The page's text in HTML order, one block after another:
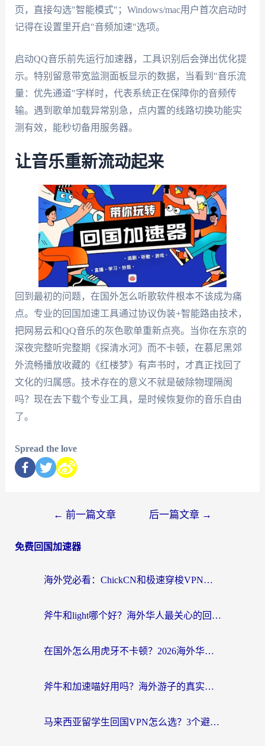
页，直接勾选"智能模式"；Windows/mac用户首次启动时
记得在设置里开启"音频加速"选项。
启动QQ音乐前先运行加速器，工具识别后会弹出优化提
示。特别留意带宽监测面板显示的数据，当看到"音乐流
量：优先通道"字样时，代表系统正在保障你的音频传
输。遇到歌单加载异常别急，点内置的线路切换功能实
测有效，能秒切备用服务器。
让音乐重新流动起来
回到最初的问题，在国外怎么听歌软件根本不该成为痛
点。专业的回国加速工具通过协议伪装+智能路由技术，
把网易云和QQ音乐的灰色歌单重新点亮。当你在东京的
深夜完整听完整期《探清水河》而不卡顿，在慕尼黑郊
外流畅播放收藏的《红楼梦》有声书时，才真正找回了
文化的归属感。技术存在的意义不就是破除物理隔阂
吗？现在去下载个专业工具，是时候恢复你的音乐自由
了。
Spread the love
← 前一篇文章 后一篇文章 →
免费回国加速器
海外党必看：ChickCN和极速穿梭VPN好用吗？3招教你选对回国加速器无缝刷国内资源
斧牛和light哪个好？海外华人最关心的回国加速器选择难题，一篇讲透
在国外怎么用虎牙不卡顿？2026海外华人亲测有效的回国加速器选择指南
斧牛和加速喵好用吗？海外游子的真实选择困境
马来西亚留学生回国VPN怎么选？3个避坑点+1款实测好用的加速器推荐